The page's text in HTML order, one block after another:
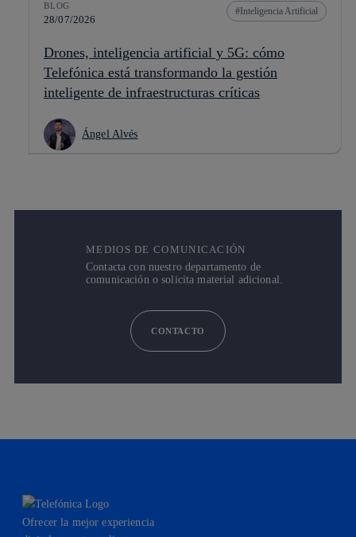
BLOG
28/07/2026
Inteligencia Artificial
Drones, inteligencia artificial y 5G: cómo
Telefónica está transformando la gestión
inteligente de infraestructuras críticas
Ángel Alvés
MEDIOS DE COMUNICACIÓN
Contacta con nuestro departamento de
comunicación o solicita material adicional.
CONTACTO
Ofrecer la mejor experiencia